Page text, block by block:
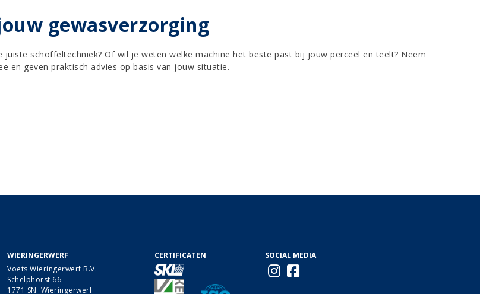
gewasverzorging
schoffeltechniek? Of wil je weten welke machine het beste past bij jouw perceel en teelt? Neem
en geven praktisch advies op basis van jouw situatie.
WIERINGERWERF
Voets Wieringerwerf B.V.
Schelphorst 66
1771 SN Wieringerwerf
CERTIFICATEN SOCIAL MEDIA